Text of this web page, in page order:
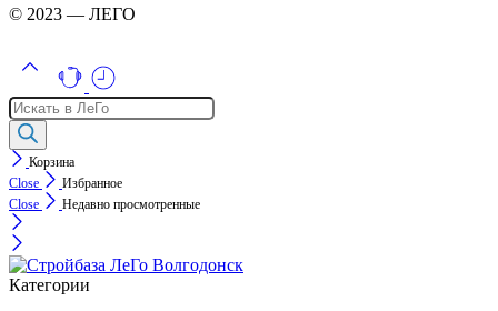
© 2023 — ЛЕГО
Поиск
товаров
Корзина
Close
Избранное
Close
Недавно просмотренные
Категории